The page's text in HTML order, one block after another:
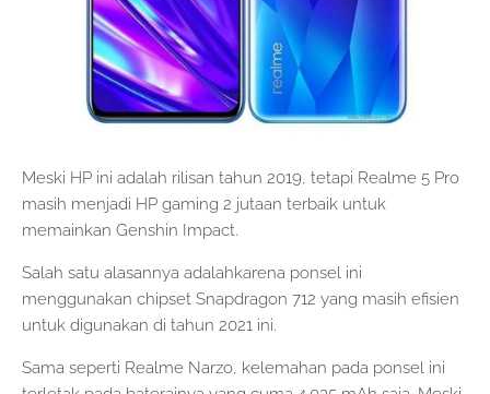
Meski HP ini adalah rilisan tahun 2019, tetapi Realme 5 Pro
masih menjadi HP gaming 2 jutaan terbaik untuk
memainkan Genshin Impact.
Salah satu alasannya adalahkarena ponsel ini
menggunakan chipset Snapdragon 712 yang masih efisien
untuk digunakan di tahun 2021 ini.
Sama seperti Realme Narzo, kelemahan pada ponsel ini